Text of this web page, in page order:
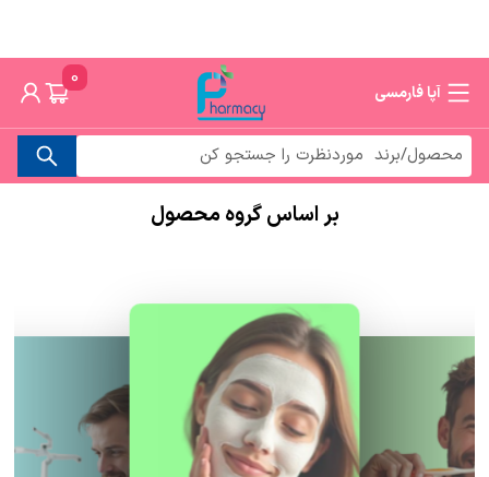
آپا فارمسی
0
بر اساس گروه محصول